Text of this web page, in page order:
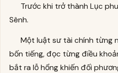
Trước khi trở thành Lục
Sênh.
Một luật sư tài chính từng
bốn tiếng, đọc từng điều
bắt ra lỗ hổng khiến đối